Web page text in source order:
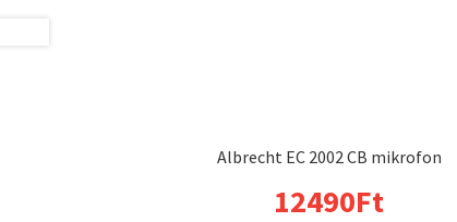
Albrecht EC 2002 CB mikrofon
12490Ft